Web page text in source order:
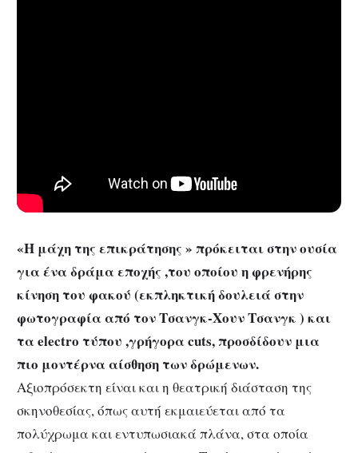
«Η μάχη της επικράτησης » πρόκειται στην ουσία
για ένα δράμα εποχής ,του οποίου η φρενήρης
κίνηση του φακού (εκπληκτική δουλειά στην
φωτογραφία από τον Τσανγκ-Χουν Τσανγκ ) και
τα electro τύπου ,γρήγορα cuts, προσδίδουν μια
πιο μοντέρνα αίσθηση των δρώμενων.
Αξιοπρόσεκτη είναι και η θεατρική διάσταση της
σκηνοθεσίας, όπως αυτή εκμαιεύεται από τα
πολύχρωμα και εντυπωσιακά πλάνα, στα οποία